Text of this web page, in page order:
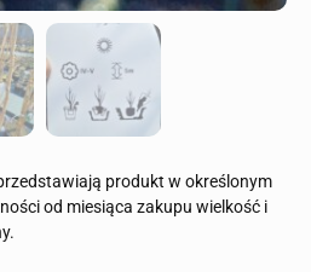
produkt w określonym
od miesiąca zakupu wielkość i